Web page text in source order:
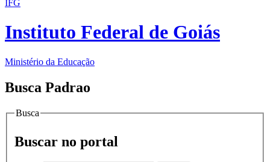
IFG
Instituto Federal de Goiás
Ministério da Educação
Busca Padrao
Busca
Buscar no portal